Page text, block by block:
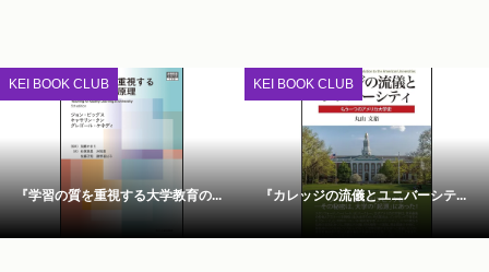
KEI BOOK CLUB
『学習の質を重視する大学教育の...
KEI BOOK CLUB
『カレッジの流儀とユニバーシテ...